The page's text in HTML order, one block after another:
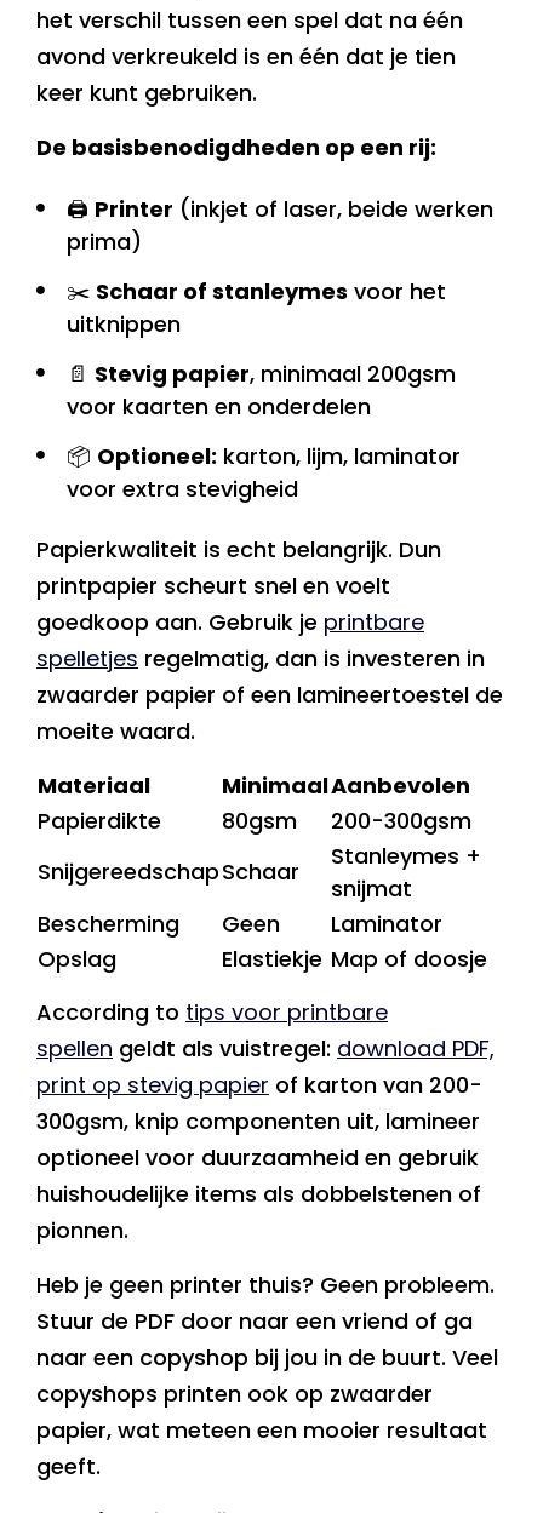
het verschil tussen een spel dat na één
avond verkreukeld is en één dat je tien
keer kunt gebruiken.
De basisbenodigdheden op een rij:
🖨️ Printer (inkjet of laser, beide werken
prima)
✂️ Schaar of stanleymes voor het
uitknippen
📄 Stevig papier, minimaal 200gsm
voor kaarten en onderdelen
📦 Optioneel: karton, lijm, laminator
voor extra stevigheid
Papierkwaliteit is echt belangrijk. Dun
printpapier scheurt snel en voelt
goedkoop aan. Gebruik je printbare
spelletjes regelmatig, dan is investeren in
zwaarder papier of een lamineertoestel de
moeite waard.
Materiaal
MinimaalAanbevolen
Papierdikte
80gsm
200-300gsm
SnijgereedschapSchaar
Stanleymes +
snijmat
Bescherming
Geen
Laminator
Opslag
Elastiekje Map of doosje
According to tips voor printbare
spellen geldt als vuistregel: download PDF,
print op stevig papier of karton van 200-
300gsm, knip componenten uit, lamineer
optioneel voor duurzaamheid en gebruik
huishoudelijke items als dobbelstenen of
pionnen.
Heb je geen printer thuis? Geen probleem.
Stuur de PDF door naar een vriend of ga
naar een copyshop bij jou in de buurt. Veel
copyshops printen ook op zwaarder
papier, wat meteen een mooier resultaat
geeft.